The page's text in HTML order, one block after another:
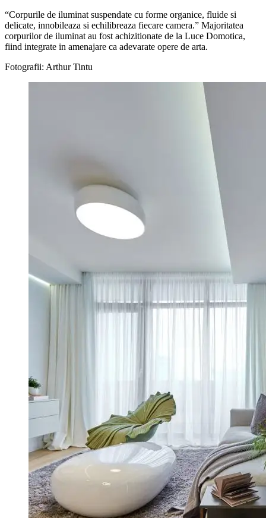
“Corpurile de iluminat suspendate cu forme organice, fluide si
delicate, innobileaza si echilibreaza fiecare camera.” Majoritatea
corpurilor de iluminat au fost achizitionate de la Luce Domotica,
fiind integrate in amenajare ca adevarate opere de arta.
Fotografii: Arthur Tintu